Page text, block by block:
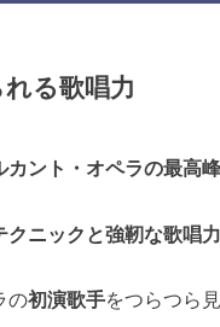
る歌唱力
カント・オペラの最高峰
クニックと強靭な歌唱力
の初演歌手をつらつら